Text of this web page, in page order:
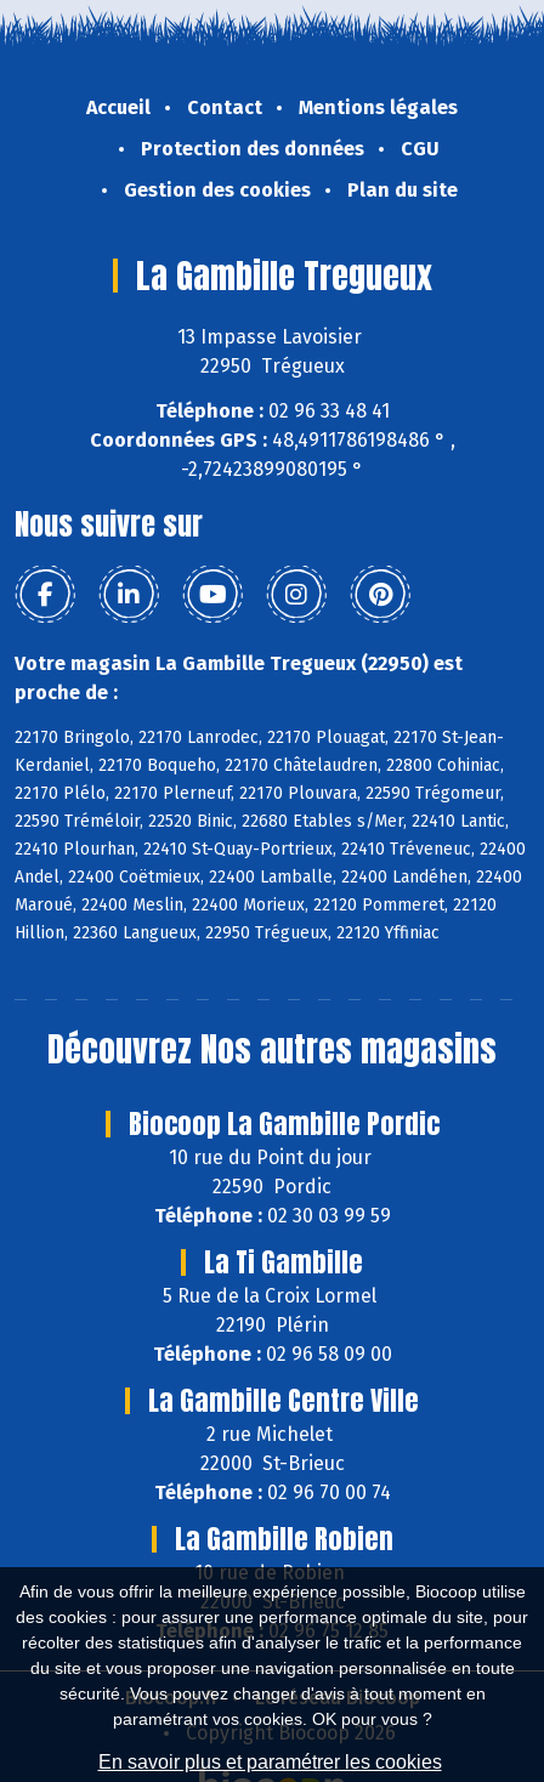
Afin de vous offrir la meilleure expérience possible, Biocoop utilise
des cookies : pour assurer une performance optimale du site, pour
récolter des statistiques afin d'analyser le trafic et la performance
du site et vous proposer une navigation personnalisée en toute
sécurité. Vous pouvez changer d'avis à tout moment en
paramétrant vos cookies. OK pour vous ?
En savoir plus et paramétrer les cookies
Accueil Contact
Mentions légales
Protection des données
CGU
Gestion des cookies
Plan du site
La Gambille Tregueux
13 Impasse Lavoisier
22950 Trégueux
Téléphone :02 96 33 48 41
Coordonnées GPS :48,4911786198486 ° ,
-2,72423899080195 °
Nous suivre sur
Votre magasin La Gambille Tregueux (22950) est
proche de :
22170 Bringolo, 22170 Lanrodec, 22170 Plouagat, 22170 St-Jean-
Kerdaniel, 22170 Boqueho, 22170 Châtelaudren, 22800 Cohiniac,
22170 Plélo, 22170 Plerneuf, 22170 Plouvara, 22590 Trégomeur,
22590 Tréméloir, 22520 Binic, 22680 Etables s/Mer, 22410 Lantic,
22410 Plourhan, 22410 St-Quay-Portrieux, 22410 Tréveneuc, 22400
Andel, 22400 Coëtmieux, 22400 Lamballe, 22400 Landéhen, 22400
Maroué, 22400 Meslin, 22400 Morieux, 22120 Pommeret, 22120
Hillion, 22360 Langueux, 22950 Trégueux, 22120 Yffiniac
Découvrez Nos autres magasins
Biocoop La Gambille Pordic
10 rue du Point du jour
22590 Pordic
Téléphone :02 30 03 99 59
La Ti Gambille
5 Rue de la Croix Lormel
22190 Plérin
Téléphone :02 96 58 09 00
La Gambille Centre Ville
2 rue Michelet
22000 St-Brieuc
Téléphone :02 96 70 00 74
La Gambille Robien
10 rue de Robien
22000 St-Brieuc
Téléphone :02 96 75 12 85
Biocoop.fr
Le réseau Biocoop
Copyright Biocoop 2026